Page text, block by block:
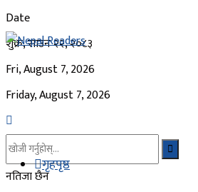
Date
शुक्र, साउन २२, २०८३
Fri, August 7, 2026
Friday, August 7, 2026
नतिजा छैन
गृहपृष्ठ